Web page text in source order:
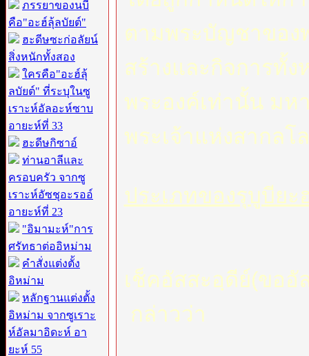
ภรรยาของนบี
คือ"อะฮ์ลุ้ลบัยต์"
ฮะดีษซะก่อลัยน์
สิ่งหนักทั้งสอง
ใครคือ"อะฮ์ลุ้
ลบัยต์" ที่ระบุในซู
เราะห์อัลอะห์ซาบ
อายะห์ที่ 33
ฮะดีษกิซาอ์
ท่านอาลีและ
ครอบครัว จากซู
เราะห์อัซชุอะรออ์
อายะห์ที่ 23
"อิมามะห์"การ
ศรัทธาต่ออิหม่าม
คำสั่งแต่งตั้ง
อิหม่าม
หลักฐานแต่งตั้ง
อิหม่าม จากซูเราะ
ห์อัลมาอิดะห์ อา
ยะห์ 55
ตามพระบัญชาของ
สร้างและกิจการทั้
พระองค์เท่านั้น มห
พระเจ้าแห่งสากลโ
ประเภทของรุบูบีย
เช็คอัสสะอฺดีย์(ขอ
กล่าวว่า